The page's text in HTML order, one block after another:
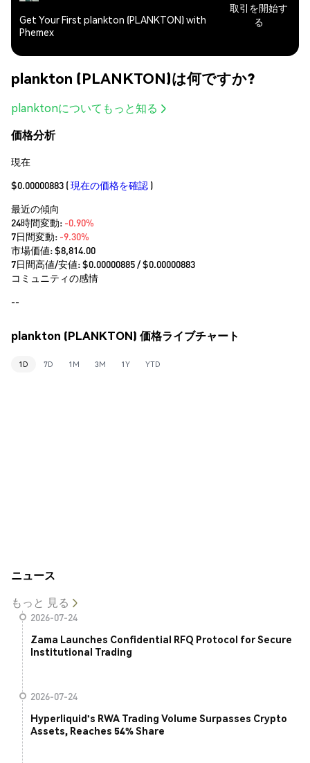
Get Your First plankton (PLANKTON) with
Phemex
取引を開始す
る
plankton (PLANKTON)は何ですか?
planktonについてもっと知る
価格分析
現在
$0.00000883 (現在の価格を確認 )
最近の傾向
24時間変動: -0.90%
7日間変動: -9.30%
市場価値:$8,814.00
7日間高値/安値: $0.00000885/ $0.00000883
コミュニティの感情
--
plankton (PLANKTON) 価格ライブチャート
1D 7D 1M 3M 1Y YTD
ニュース
もっと 見る
2026-07-24
Zama Launches Confidential RFQ Protocol for Secure
Institutional Trading
2026-07-24
Hyperliquid's RWA Trading Volume Surpasses Crypto
Assets, Reaches 54% Share